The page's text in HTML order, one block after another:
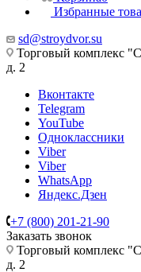
Избранные
sd@stroydvor.su
Торговый комплекс
д. 2
Вконтакте
Telegram
YouTube
Одноклассники
Viber
Viber
WhatsApp
Яндекс.Дзен
+7 (800) 201-21-90
Заказать звонок
Торговый комплекс
д. 2